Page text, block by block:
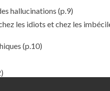
hallucinations (p.9)
les idiots et chez les
(p.10)